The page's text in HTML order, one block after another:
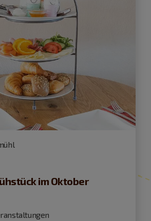
im Oktober